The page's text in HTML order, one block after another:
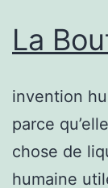
La
invention
parce
chose de
humaine